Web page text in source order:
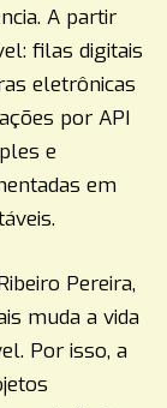
A partir
filas digitais
eletrônicas
por API
e
em
Pereira,
muda a vida
Por isso, a